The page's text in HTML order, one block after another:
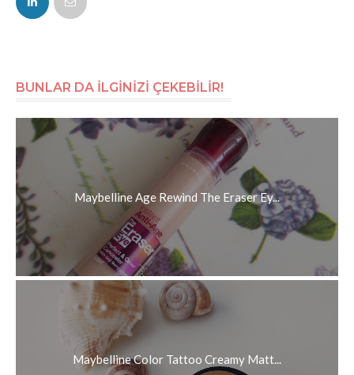
BUNLAR DA İLGİNİZİ ÇEKEBİLİR!
Maybelline Age Rewind The Eraser Ey...
Maybelline Color Tattoo Creamy Matt...